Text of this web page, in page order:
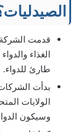
الغذاء
طارئ للدواء.
بدأت
الولايات
وسيكون